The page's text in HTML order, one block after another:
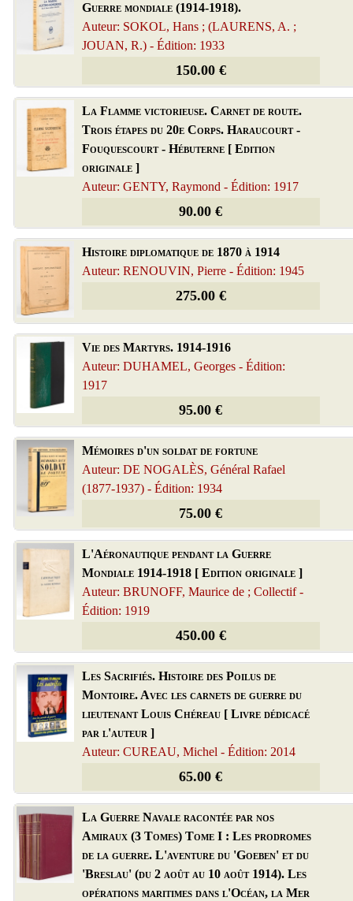
Guerre mondiale (1914-1918).
Auteur: SOKOL, Hans ; (LAURENS, A. ;
JOUAN, R.) - Édition: 1933
150.00 €
La Flamme victorieuse. Carnet de route.
Trois étapes du 20e Corps. Haraucourt -
Fouquescourt - Hébuterne [ Edition
originale ]
Auteur: GENTY, Raymond - Édition: 1917
90.00 €
Histoire diplomatique de 1870 à 1914
Auteur: RENOUVIN, Pierre - Édition: 1945
275.00 €
Vie des Martyrs. 1914-1916
Auteur: DUHAMEL, Georges - Édition:
1917
95.00 €
Mémoires d'un soldat de fortune
Auteur: DE NOGALÈS, Général Rafael
(1877-1937) - Édition: 1934
75.00 €
L'Aéronautique pendant la Guerre
Mondiale 1914-1918 [ Edition originale ]
Auteur: BRUNOFF, Maurice de ; Collectif -
Édition: 1919
450.00 €
Les Sacrifiés. Histoire des Poilus de
Montoire. Avec les carnets de guerre du
lieutenant Louis Chéreau [ Livre dédicacé
par l'auteur ]
Auteur: CUREAU, Michel - Édition: 2014
65.00 €
La Guerre Navale racontée par nos
Amiraux (3 Tomes) Tome I : Les prodromes
de la guerre. L'aventure du 'Goeben' et du
'Breslau' (du 2 août au 10 août 1914). Les
opérations maritimes dans l'Océan, la Mer